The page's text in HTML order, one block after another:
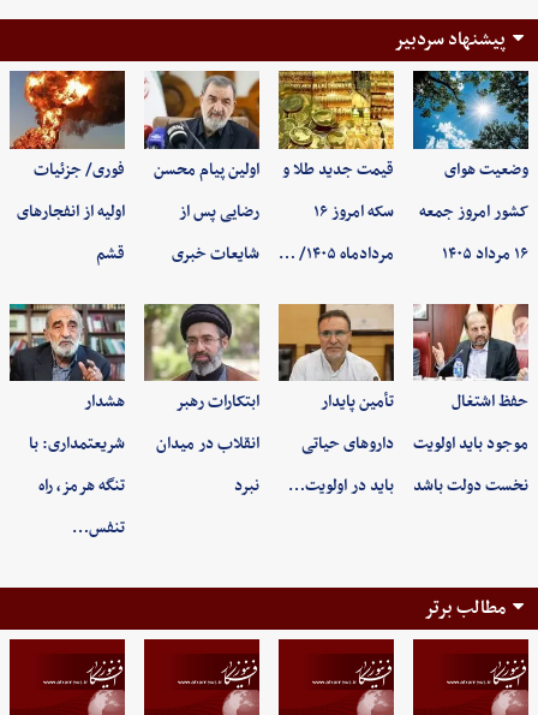
پیشنهاد سردبیر
وضعیت هوای
کشور امروز جمعه
۱۶ مرداد ۱۴۰۵
قیمت جدید طلا و
سکه امروز ۱۶
مردادماه ۱۴۰۵/ …
اولین پیام محسن
رضایی پس از
شایعات خبری
فوری/ جزئیات
اولیه از انفجارهای
قشم
حفظ اشتغال
موجود باید اولویت
نخست دولت باشد
تأمین پایدار
داروهای حیاتی
باید در اولویت…
ابتکارات رهبر
انقلاب در میدان
نبرد
هشدار
شریعتمداری: با
تنگه هرمز، راه
تنفس…
مطالب برتر